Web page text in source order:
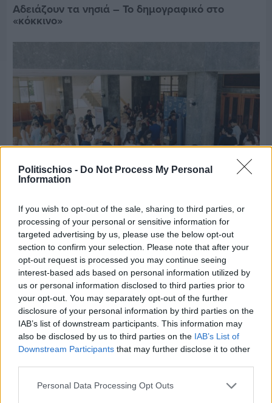
Politischios - Do Not Process My Personal
Information
If you wish to opt-out of the sale, sharing to third parties, or
processing of your personal or sensitive information for
targeted advertising by us, please use the below opt-out
section to confirm your selection. Please note that after your
opt-out request is processed you may continue seeing
interest-based ads based on personal information utilized by
us or personal information disclosed to third parties prior to
your opt-out. You may separately opt-out of the further
disclosure of your personal information by third parties on the
IAB’s list of downstream participants. This information may
also be disclosed by us to third parties on the IAB’s List of
Downstream Participants that may further disclose it to other
Personal Data Processing Opt Outs
Αδειάζουν τα νησιά – Το δημογραφικό στο
«κόκκινο»
Πριν 2 ημέρες
CHIOS FORUM: CHOICES- Πλήθος κόσμου
κατέκλυσε το Ομήρειο για την μεγάλη
διοργάνωση